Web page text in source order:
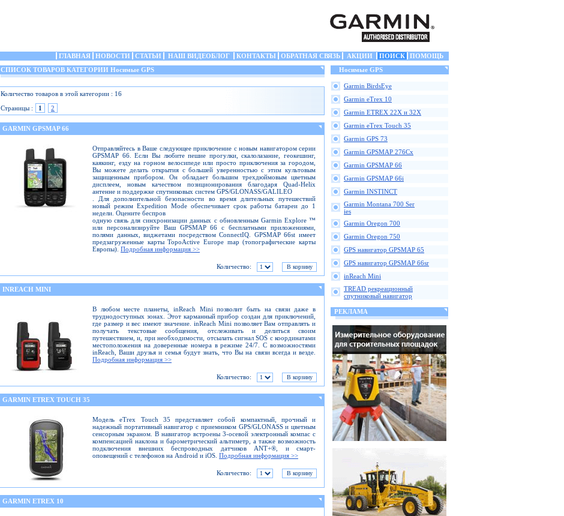
ГЛАВНАЯ НОВОСТИ СТАТЬИ НАШ ВИДЕОБЛОГ КОНТАКТЫ ОБРАТНАЯ СВЯЗЬ АКЦИИ ПОИСК
ПОМОЩЬ
СПИСОК ТОВАРОВ КАТЕГОРИИ Носимые GPS
Количество товаров в этой категории : 16
Страницы :
1 2
GARMIN GPSMAP 66
Отправляйтесь в Ваше следующее приключение с новым навигатором серии
GPSMAP 66. Если Вы любите пешие прогулки, скалолазание, геокешинг,
каякинг, езду на горном велосипеде или просто приключения за городом,
Вы можете делать открытия с большей уверенностью с этим культовым
защищенным прибором. Он обладает большим трехдюймовым цветным
дисплеем, новым качеством позиционирования благодаря Quad-Helix
антенне и поддержке спутниковых систем GPS/GLONASS/GALILEO
. Для дополнительной безопасности во время длительных путешествий
новый режим Expedition Mode обеспечивает срок работы батареи до 1
недели. Оцените беспров
одную связь для синхронизации данных с обновленным Garmin Explore ™
или персонализируйте Ваш GPSMAP 66 с бесплатными приложениями,
полями данных, виджетами посредством ConnectIQ. GPSMAP 66st имеет
предзагруженные карты TopoActive Europe map (топографические карты
Европы). Подробная информация >>
Количество:
INREACH MINI
В любом месте планеты, inReach Mini позволит быть на связи даже в
труднодоступных зонах. Этот карманный прибор создан для приключений,
где размер и вес имеют значение. inReach Mini позволяет Вам отправлять и
получать текстовые сообщения, отслеживать и делиться своим
путешествием, и, при необходимости, отсылать сигнал SOS с координатами
местоположения на доверенные номера в режиме 24/7. С возможностями
inReach, Ваши друзья и семья будут знать, что Вы на связи всегда и везде.
Подробная информация >>
Количество:
GARMIN ETREX TOUCH 35
Модель eTrex Touch 35 представляет собой компактный, прочный и
надежный портативный навигатор с приемником GPS/GLONASS и цветным
сенсорным экраном. В навигатор встроены 3-осевой электронный компас с
компенсацией наклона и барометрический альтиметр, а также возможность
подключения внешних беспроводных датчиков ANT+®, и смарт-
оповещений с телефонов на Android и iOS. Подробная информация >>
Количество:
GARMIN ETREX 10
Носимые GPS
Garmin BirdsEye
Garmin eTrex 10
Garmin ETREX 22X и 32X
Garmin eTrex Touch 35
Garmin GPS 73
Garmin GPSMAP 276Cx
Garmin GPSMAP 66
Garmin GPSMAP 66i
Garmin INSTINCT
Garmin Montana 700 Ser
ies
Garmin Oregon 700
Garmin Oregon 750
GPS навигатор GPSMAP 65
GPS навигатор GPSMAP 66sr
inReach Mini
TREAD рекреационный
спутниковый навигатор
РЕКЛАМА